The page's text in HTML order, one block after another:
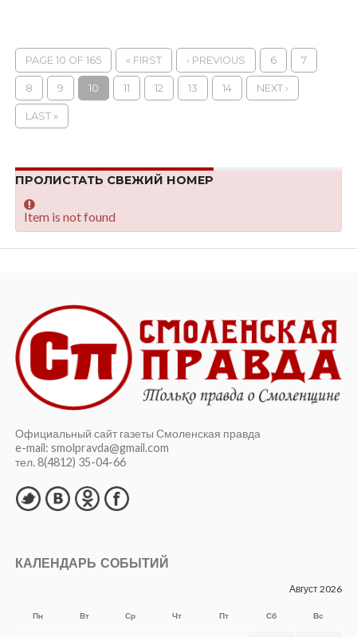
PAGE 10 OF 165 « FIRST ‹ PREVIOUS 6 7
8 9 10 11 12 13 14 NEXT ›
LAST »
ПРОЛИСТАТЬ СВЕЖИЙ НОМЕР
Item is not found
Официальный сайт газеты Смоленская правда
e-mail: smolpravda@gmail.com
тел. 8(4812) 35-04-66
КАЛЕНДАРЬ СОБЫТИЙ
Август 2026
Пн Вт Ср Чт Пт Сб Вс